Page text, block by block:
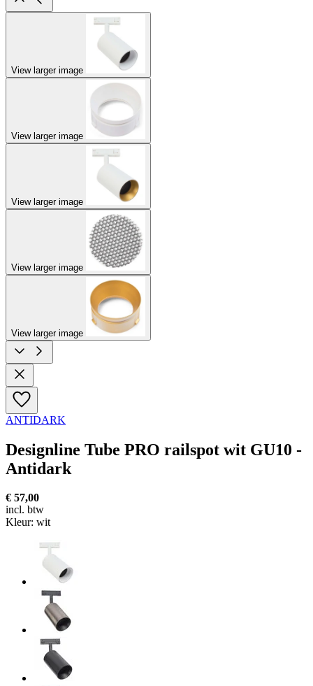
View larger image
View larger image
View larger image
View larger image
View larger image
ANTIDARK
Designline Tube PRO railspot wit GU10 -
Antidark
€ 57,00
incl. btw
Kleur: wit